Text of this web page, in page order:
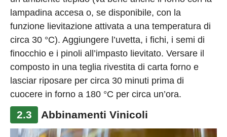
lampadina accesa o, se disponibile, con la
funzione lievitazione attivata a una temperatura di
circa 30 °C). Aggiungere l’uvetta, i fichi, i semi di
finocchio e i pinoli all’impasto lievitato. Versare il
composto in una teglia rivestita di carta forno e
lasciar riposare per circa 30 minuti prima di
cuocere in forno a 180 °C per circa un’ora.
2.3 Abbinamenti Vinicoli